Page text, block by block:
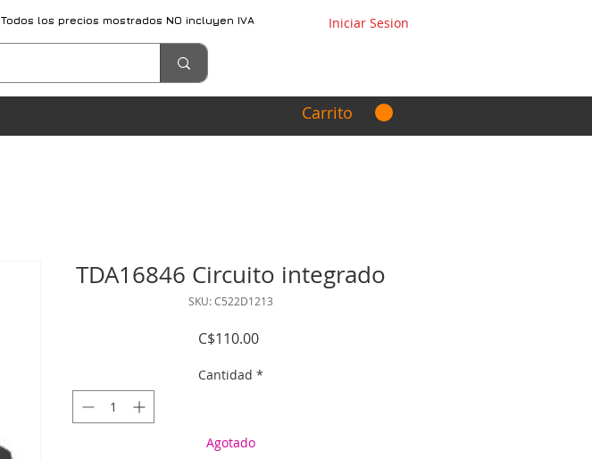
Todos los precios mostrados NO incluyen IVA Iniciar Sesion
Carrito
TDA16846 Circuito integrado
SKU: C522D1213
C$110.00Precio
Cantidad *
Agotado